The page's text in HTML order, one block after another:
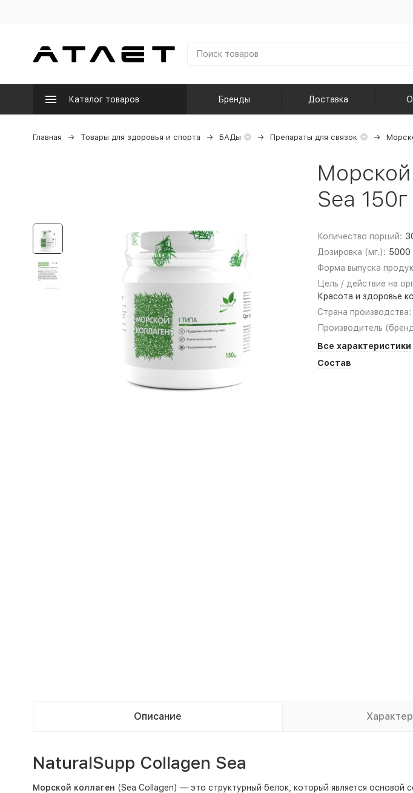
Каталог товаров Бренды Доставка
Главная Товары для здоровья и спорта БАДы Препараты для связок
Sea 150г
Количество порций:
Дозировка (мг.): 5000
Форма выпуска
Цель / действие на
Красота и здоровье
Страна производства:
Производитель
Все характеристики
Состав
Описание
NaturalSupp Collagen Sea
Морской коллаген (Sea Collagen) — это структурный белок, который является